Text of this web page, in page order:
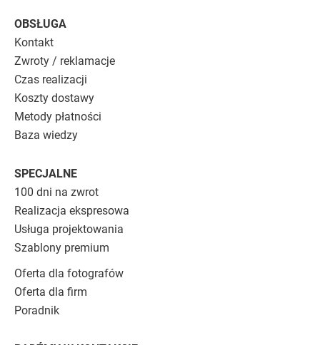
OBSŁUGA
Kontakt
Zwroty / reklamacje
Czas realizacji
Koszty dostawy
Metody płatności
Baza wiedzy
SPECJALNE
100 dni na zwrot
Realizacja ekspresowa
Usługa projektowania
Szablony premium
Oferta dla fotografów
Oferta dla firm
Poradnik